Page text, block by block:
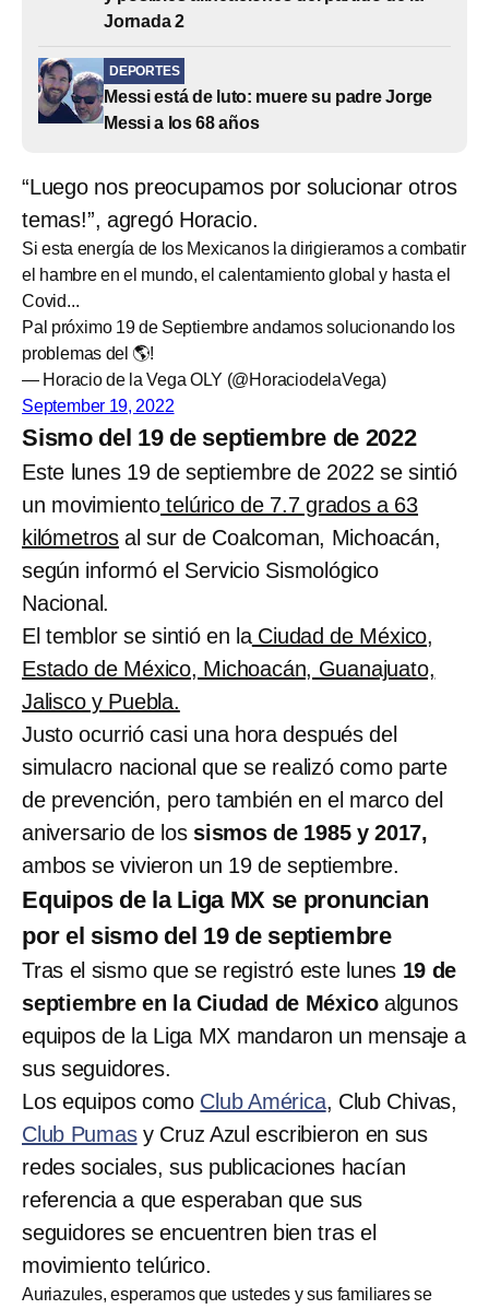
Jornada 2
DEPORTES
Messi está de luto: muere su padre Jorge
Messi a los 68 años
“Luego nos preocupamos por solucionar otros
temas!”, agregó Horacio.
Si esta energía de los Mexicanos la dirigieramos a combatir
el hambre en el mundo, el calentamiento global y hasta el
Covid...
Pal próximo 19 de Septiembre andamos solucionando los
problemas del 🌎!
— Horacio de la Vega OLY (@HoraciodelaVega)
September 19, 2022
Sismo del 19 de septiembre de 2022
Este lunes 19 de septiembre de 2022 se sintió
un movimiento telúrico de 7.7 grados a 63
kilómetros al sur de Coalcoman, Michoacán,
según informó el Servicio Sismológico
Nacional.
El temblor se sintió en laCiudad de México,
Estado de México, Michoacán, Guanajuato,
Jalisco y Puebla.
Justo ocurrió casi una hora después del
simulacro nacional que se realizó como parte
de prevención, pero también en el marco del
aniversario de los sismos de 1985 y 2017,
ambos se vivieron un 19 de septiembre.
Equipos de la Liga MX se pronuncian
por el sismo del 19 de septiembre
Tras el sismo que se registró este lunes 19 de
septiembre en la Ciudad de Méxicoalgunos
equipos de la Liga MX mandaron un mensaje a
sus seguidores.
Los equipos como Club América, Club Chivas,
Club Pumasy Cruz Azul escribieron en sus
redes sociales, sus publicaciones hacían
referencia a que esperaban que sus
seguidores se encuentren bien tras el
movimiento telúrico.
Auriazules, esperamos que ustedes y sus familiares se